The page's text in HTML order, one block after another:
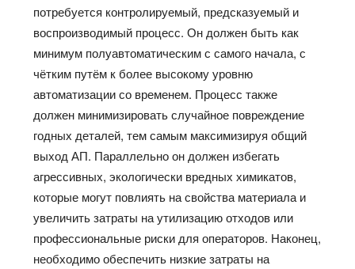
потребуется контролируемый, предсказуемый и
воспроизводимый процесс. Он должен быть как
минимум полуавтоматическим с самого начала, с
чётким путём к более высокому уровню
автоматизации со временем. Процесс также
должен минимизировать случайное повреждение
годных деталей, тем самым максимизируя общий
выход АП. Параллельно он должен избегать
агрессивных, экологически вредных химикатов,
которые могут повлиять на свойства материала и
увеличить затраты на утилизацию отходов или
профессиональные риски для операторов. Наконец,
необходимо обеспечить низкие затраты на